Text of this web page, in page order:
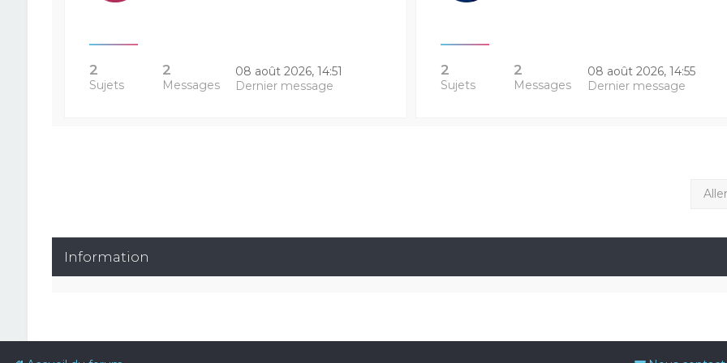
2
Sujets
2
Messages
08 août 2026, 14:51
Dernier message
2
Sujets
2
Messages
08 août 2026, 14:55
Dernier message
Information